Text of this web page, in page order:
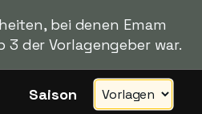
bei denen Emam
der Vorlagengeber war.
Saison